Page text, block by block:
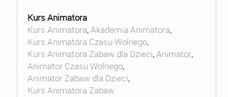
Kurs Animatora
Kurs Animatora,Akademia Animatora,
Kurs Animatora Czasu Wolnego,
Kurs Animatora Zabaw dla Dzieci,Animator,
Animator Czasu Wolnego,
Animator Zabaw dla Dzieci,
Kurs Animatora Zabaw